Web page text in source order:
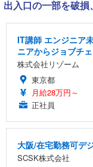
出入口の一部を破
IT講師 エンジニア
ニアからジョブチェ
株式会社リゾーム
東京都
月給28万円～
正社員
大阪/在宅勤務可デ
SCSK株式会社